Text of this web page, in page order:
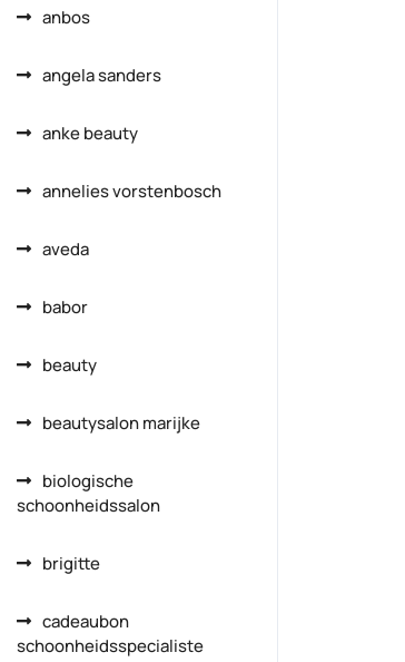
anbos
angela sanders
anke beauty
annelies vorstenbosch
aveda
babor
beauty
beautysalon marijke
biologische
schoonheidssalon
brigitte
cadeaubon
schoonheidsspecialiste